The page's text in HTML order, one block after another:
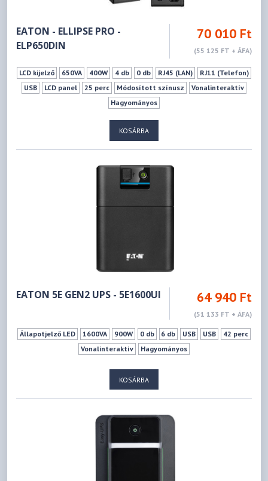
EATON - ELLIPSE PRO -
ELP650DIN
70 010 Ft
(55 125 FT + ÁFA)
LCD kijelző 650VA 400W 4 db 0 db RJ45 (LAN)
RJ11 (Telefon)
USB
LCD panel 25 perc Módosított színusz
Vonalinteraktív
Hagyományos
KOSÁRBA
EATON 5E GEN2 UPS - 5E1600UI 64 940 Ft
(51 133 FT + ÁFA)
Állapotjelző LED 1600VA 900W 0 db 6 db USB USB
42 perc
Vonalinteraktív
Hagyományos
KOSÁRBA